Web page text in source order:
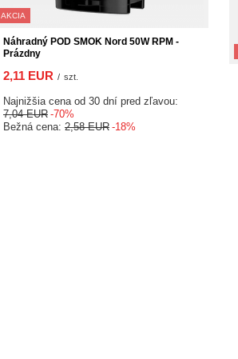
AKCIA
Náhradný POD SMOK Nord 50W RPM -
Prázdny
2,11 EUR / szt.
Najnižšia cena od 30 dní pred zľavou:
7,04 EUR -70%
Bežná cena: 2,58 EUR -18%